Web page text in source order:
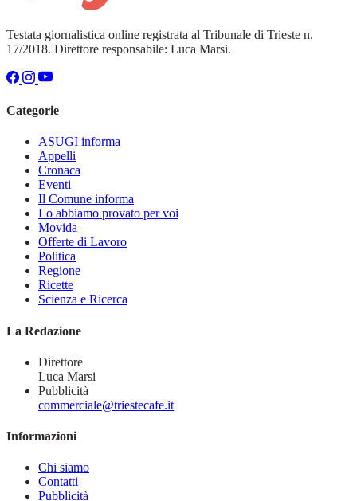
Testata giornalistica online registrata al Tribunale di Trieste n.
17/2018. Direttore responsabile: Luca Marsi.
Categorie
ASUGI informa
Appelli
Cronaca
Eventi
Il Comune informa
Lo abbiamo provato per voi
Movida
Offerte di Lavoro
Politica
Regione
Ricette
Scienza e Ricerca
La Redazione
Direttore
Luca Marsi
Pubblicità
commerciale@triestecafe.it
Informazioni
Chi siamo
Contatti
Pubblicità